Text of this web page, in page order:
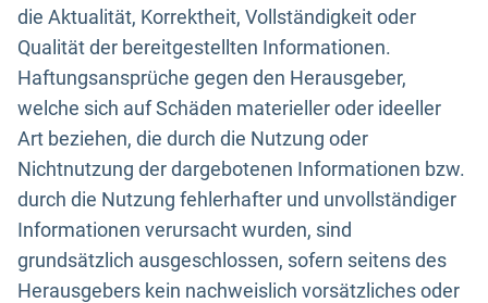
die Aktualität, Korrektheit, Vollständigkeit oder
Qualität der bereitgestellten Informationen.
Haftungsansprüche gegen den Herausgeber,
welche sich auf Schäden materieller oder ideeller
Art beziehen, die durch die Nutzung oder
Nichtnutzung der dargebotenen Informationen bzw.
durch die Nutzung fehlerhafter und unvollständiger
Informationen verursacht wurden, sind
grundsätzlich ausgeschlossen, sofern seitens des
Herausgebers kein nachweislich vorsätzliches oder